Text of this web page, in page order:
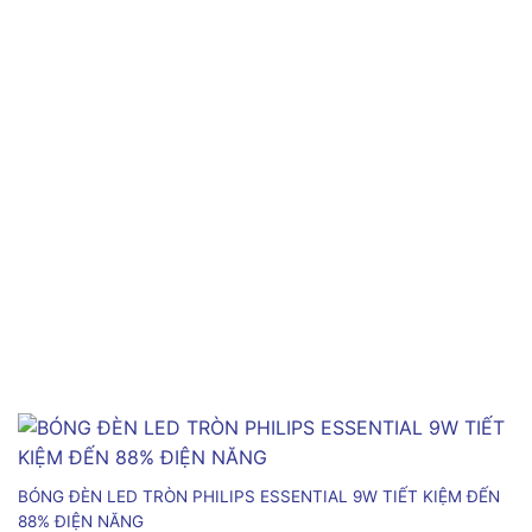
BÓNG ĐÈN LED TRÒN PHILIPS ESSENTIAL 9W TIẾT KIỆM ĐẾN
88% ĐIỆN NĂNG